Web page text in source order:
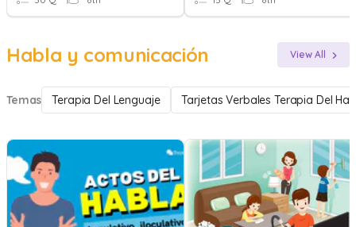
Habla y comunicación View All
Temas Terapia Del Lenguaje Tarjetas Verbales Terapia Del